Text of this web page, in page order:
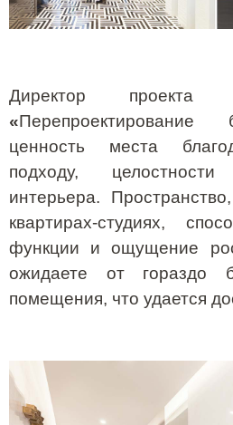
Директор проекта
«
ценность места
подходу,
интерьера.
квартирах-студиях,
функции и ощущение
ожидаете от гораздо
помещения, что удается